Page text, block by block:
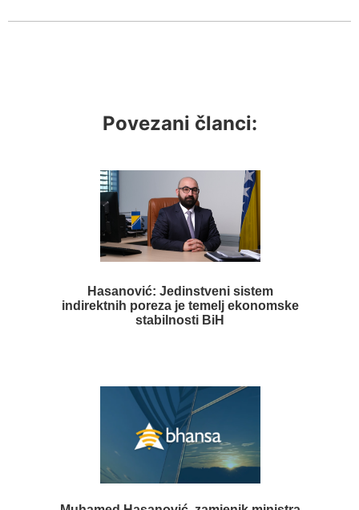
Povezani članci:
Hasanović: Jedinstveni sistem
indirektnih poreza je temelj ekonomske
stabilnosti BiH